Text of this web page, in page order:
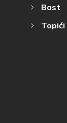
Bast
Topići